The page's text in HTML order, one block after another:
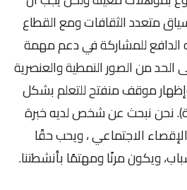
متعدد الثقافات ومع القطاع
الدافع للمشاركة في دعم مهمة
من الصور النمطية والعنصرية
موقف منفتح للتعلم بشكل
نحن نبحث عن شخص لديه خبرة
الاجتماعي ، ويحب حقًا
ويكون مرنًا ومهتمًا بأنشطتنا.